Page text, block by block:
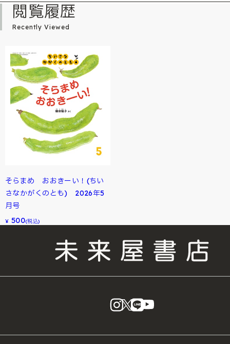
閲覧履歴
Recently Viewed
そらまめ おおきーい！(ちい
さなかがくのとも) 2026年5
月号
¥ 500(税込)
instagram
X LINE